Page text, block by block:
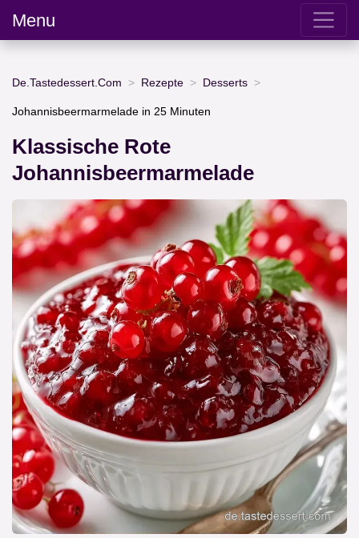
Menu
De.Tastedessert.Com Rezepte Desserts
Johannisbeermarmelade in 25 Minuten
Klassische Rote
Johannisbeermarmelade